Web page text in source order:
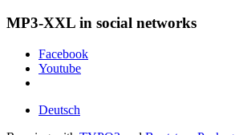
MP3-XXL in social networks
Facebook
Youtube
Deutsch